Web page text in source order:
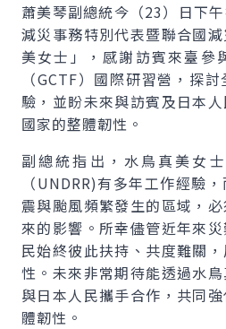
蕭美琴副總統今（23）日下
減災事務特別代表暨聯合國
美女士」，感謝訪賓來臺參
（GCTF）國際研習營，探
驗，並盼未來與訪賓及日本
國家的整體韌性。
副總統指出，水鳥真美女
（UNDRR)有多年工作經驗
震與颱風頻繁發生的區域，
來的影響。所幸儘管近年來
民始終彼此扶持、共度難關
性。未來非常期待能透過水
與日本人民攜手合作，共同
體韌性。